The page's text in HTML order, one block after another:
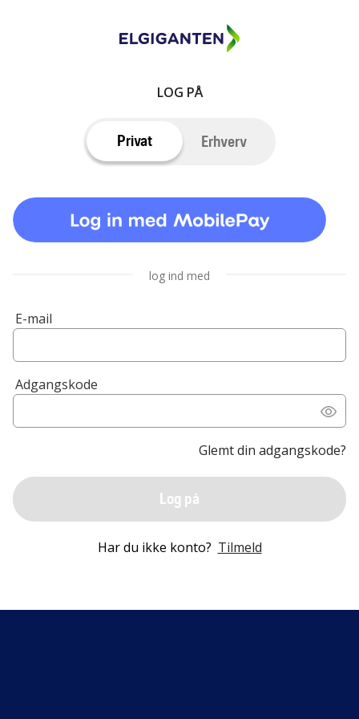
LOG PÅ
Privat Erhverv
log ind med
E-mail
Adgangskode
Glemt din adgangskode?
Log på
Har du ikke konto? Tilmeld